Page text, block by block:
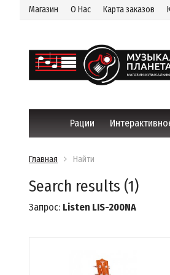
Магазин О Нас Карта заказов
Рации
Главная Найти
Search results (1)
Запрос: Listen LIS-200NA